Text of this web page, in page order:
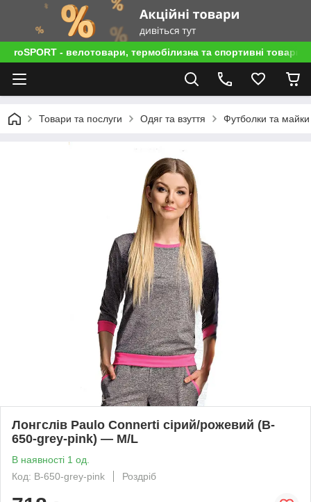
roSPORT - велотовари, термобілизна та спортивні товари
Товари та послуги Одяг та взуття Футболки та майки
Лонгслів Paulo Connerti сірий/рожевий (B-
650-grey-pink) — M/L
В наявності 1 од.
Код: B-650-grey-pink
Роздріб